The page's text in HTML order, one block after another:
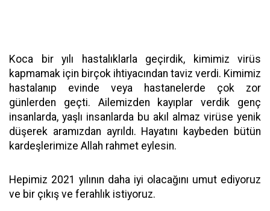
Koca bir yılı hastalıklarla geçirdik, kimimiz virüs
kapmamak için birçok ihtiyacından taviz verdi. Kimimiz
hastalanıp evinde veya hastanelerde çok zor
günlerden geçti. Ailemizden kayıplar verdik genç
insanlarda, yaşlı insanlarda bu akıl almaz virüse yenik
düşerek aramızdan ayrıldı. Hayatını kaybeden bütün
kardeşlerimize Allah rahmet eylesin.
Hepimiz 2021 yılının daha iyi olacağını umut ediyoruz
ve bir çıkış ve ferahlık istiyoruz.